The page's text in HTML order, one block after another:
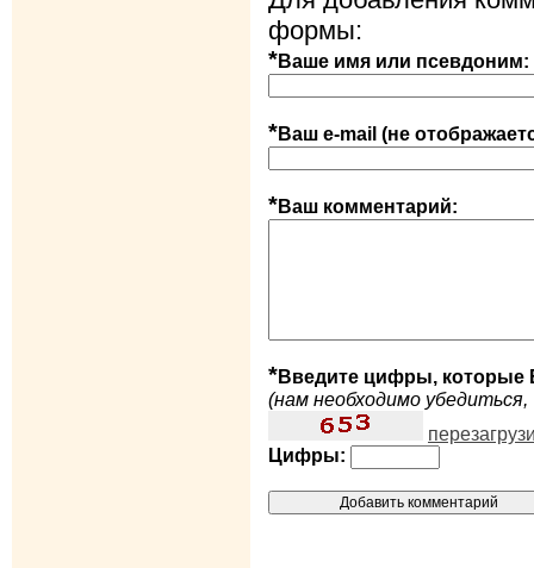
формы:
*Ваше имя или псевдоним:
*Ваш e-mail (не
*Ваш комментарий:
*Введите цифры, которые
(нам необходимо
Цифры: